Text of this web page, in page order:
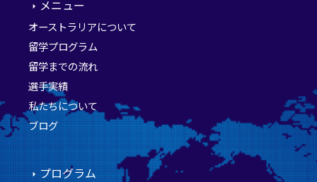
メニュー
オーストラリアについて
留学プログラム
留学までの流れ
選手実績
私たちについて
ブログ
プログラム